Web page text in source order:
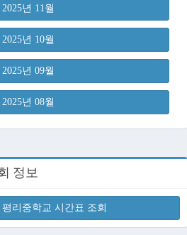
2025년 11월
2025년 10월
2025년 09월
2025년 08월
정보
리중학교 시간표 조회